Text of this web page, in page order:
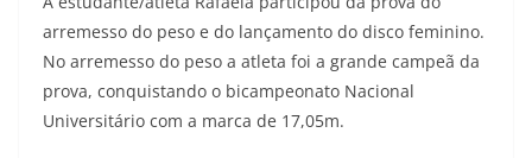
arremesso do peso e do lançamento do disco feminino.
No arremesso do peso a atleta foi a grande campeã da
prova, conquistando o bicampeonato Nacional
Universitário com a marca de 17,05m.